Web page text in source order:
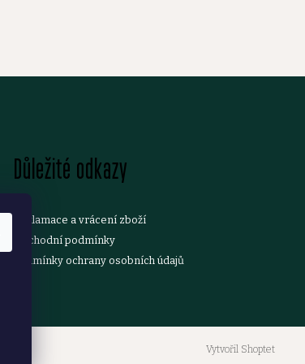
Důležité odkazy
Reklamace a vrácení zboží
Obchodní podmínky
Podmínky ochrany osobních údajů
Vytvořil Shoptet